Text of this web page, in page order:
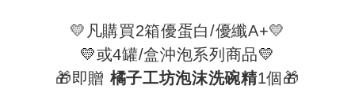
💛凡購買2箱優蛋白/優纖A+💛
💛或4罐/盒沖泡系列商品💛
🎁即贈 橘子工坊泡沫洗碗精1個🎁